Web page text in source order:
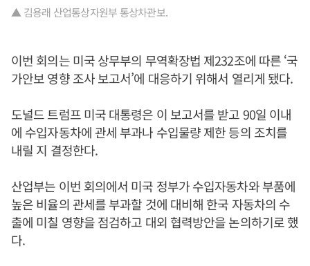
▲ 김용래 산업통상자원부 통상차관보.
이번 회의는 미국 상무부의 무역확장법 제232조에 따른 ‘국
가안보 영향 조사 보고서’에 대응하기 위해서 열리게 됐다.
도널드 트럼프 미국 대통령은 이 보고서를 받고 90일 이내
에 수입자동차에 관세 부과나 수입물량 제한 등의 조치를
내릴 지 결정한다.
산업부는 이번 회의에서 미국 정부가 수입자동차와 부품에
높은 비율의 관세를 부과할 것에 대비해 한국 자동차의 수
출에 미칠 영향을 점검하고 대외 협력방안을 논의하기로 했
다.